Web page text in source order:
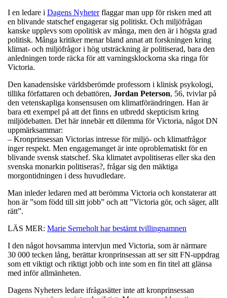
I en ledare i Dagens Nyheterflaggar man upp för risken med att
en blivande statschef engagerar sig politiskt. Och miljöfrågan
kanske upplevs som opolitisk av många, men den är i högsta grad
politisk. Många kritiker menar bland annat att forskningen kring
klimat- och miljöfrågor i hög utsträckning är politiserad, bara den
anledningen torde räcka för att varningsklockorna ska ringa för
Victoria.
Den kanadensiske världsberömde professorn i klinisk psykologi,
tillika författaren och debattören, Jordan Peterson, 56, tvivlar på
den vetenskapliga konsensusen om klimatförändringen. Han är
bara ett exempel på att det finns en utbredd skepticism kring
miljödebatten. Det här innebär ett dilemma för Victoria, något DN
uppmärksammar:
– Kronprinsessan Victorias intresse för miljö- och klimatfrågor
inger respekt. Men engagemanget är inte oproblematiskt för en
blivande svensk statschef. Ska klimatet avpolitiseras eller ska den
svenska monarkin politiseras?, frågar sig den mäktiga
morgontidningen i dess huvudledare.
Man inleder ledaren med att berömma Victoria och konstaterar att
hon är ”som född till sitt jobb” och att ”Victoria gör, och säger, allt
rätt”.
LÄS MER: Marie Serneholt har bestämt tvillingnamnen
I den något hovsamma intervjun med Victoria, som är närmare
30 000 tecken lång, berättar kronprinsessan att ser sitt FN-uppdrag
som ett viktigt och riktigt jobb och inte som en fin titel att glänsa
med inför allmänheten.
Dagens Nyheters ledare ifrågasätter inte att kronprinsessan